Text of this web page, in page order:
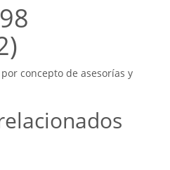
concepto de asesorías y